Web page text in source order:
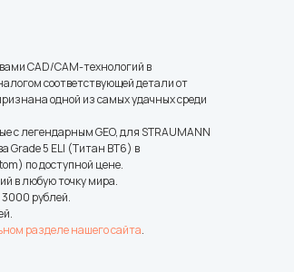
CAD/CAM-технологий в
соответствующей детали от
одной из самых удачных среди
с легендарным GEO, для STRAUMANN
Grade 5 ELI (Титан ВТ6) в
по доступной цене.
в любую точку мира.
3000 рублей.
разделе нашего сайта.